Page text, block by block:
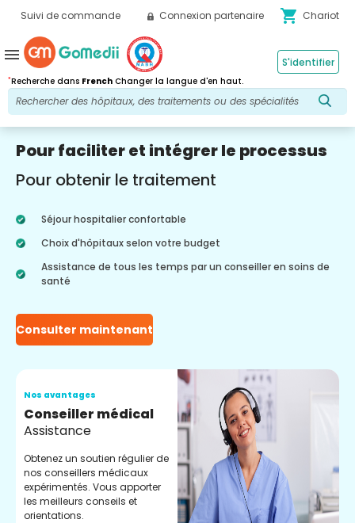
Suivi de commande Connexion partenaire shopping_cart Chariot
*Recherche dans French Changer la langue d'en haut.
S'identifier
menu
Pour faciliter et intégrer le processus
Pour obtenir le traitement
Séjour hospitalier confortable
Choix d'hôpitaux selon votre budget
Assistance de tous les temps par un conseiller en soins de
santé
Consulter maintenant
Nos avantages
Conseiller médical
Assistance
Obtenez un soutien régulier de
nos conseillers médicaux
expérimentés. Vous apporter
les meilleurs conseils et
orientations.